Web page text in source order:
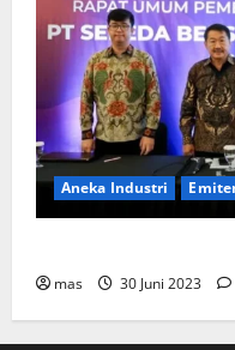
Aneka Industri
mas 30 Juni 2023